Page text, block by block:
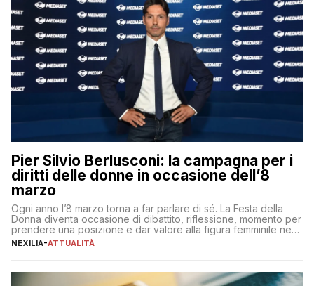
Pier Silvio Berlusconi: la campagna per i
diritti delle donne in occasione dell’8
marzo
Ogni anno l’8 marzo torna a far parlare di sé. La Festa della
Donna diventa occasione di dibattito, riflessione, momento per
prendere una posizione e dar valore alla figura femminile nella
sua complessità e crucialità. A lanciare un messaggio “forte e
NEXILIA-ATTUALITÀ